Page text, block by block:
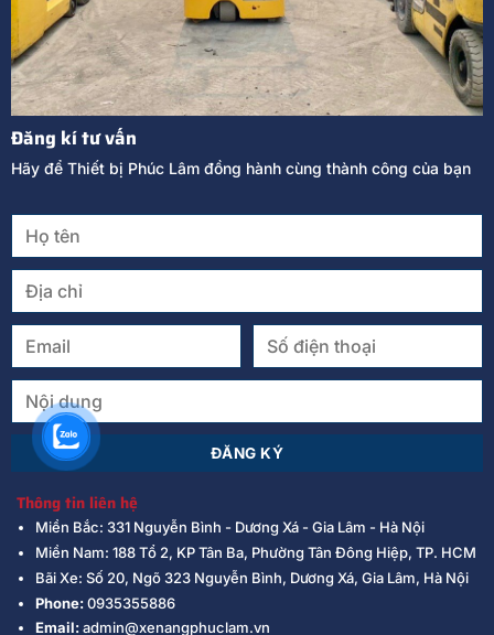
Đăng kí tư vấn
Hãy để Thiết bị Phúc Lâm đồng hành cùng thành công của bạn
Thông tin liên hệ
Miền Bắc: 331 Nguyễn Bình - Dương Xá - Gia Lâm - Hà Nội
Miền Nam: 188 Tổ 2, KP Tân Ba, Phường Tân Đông Hiệp, TP. HCM
Bãi Xe: Số 20, Ngõ 323 Nguyễn Bình, Dương Xá, Gia Lâm, Hà Nội
Phone:0935355886
Email:admin@xenangphuclam.vn